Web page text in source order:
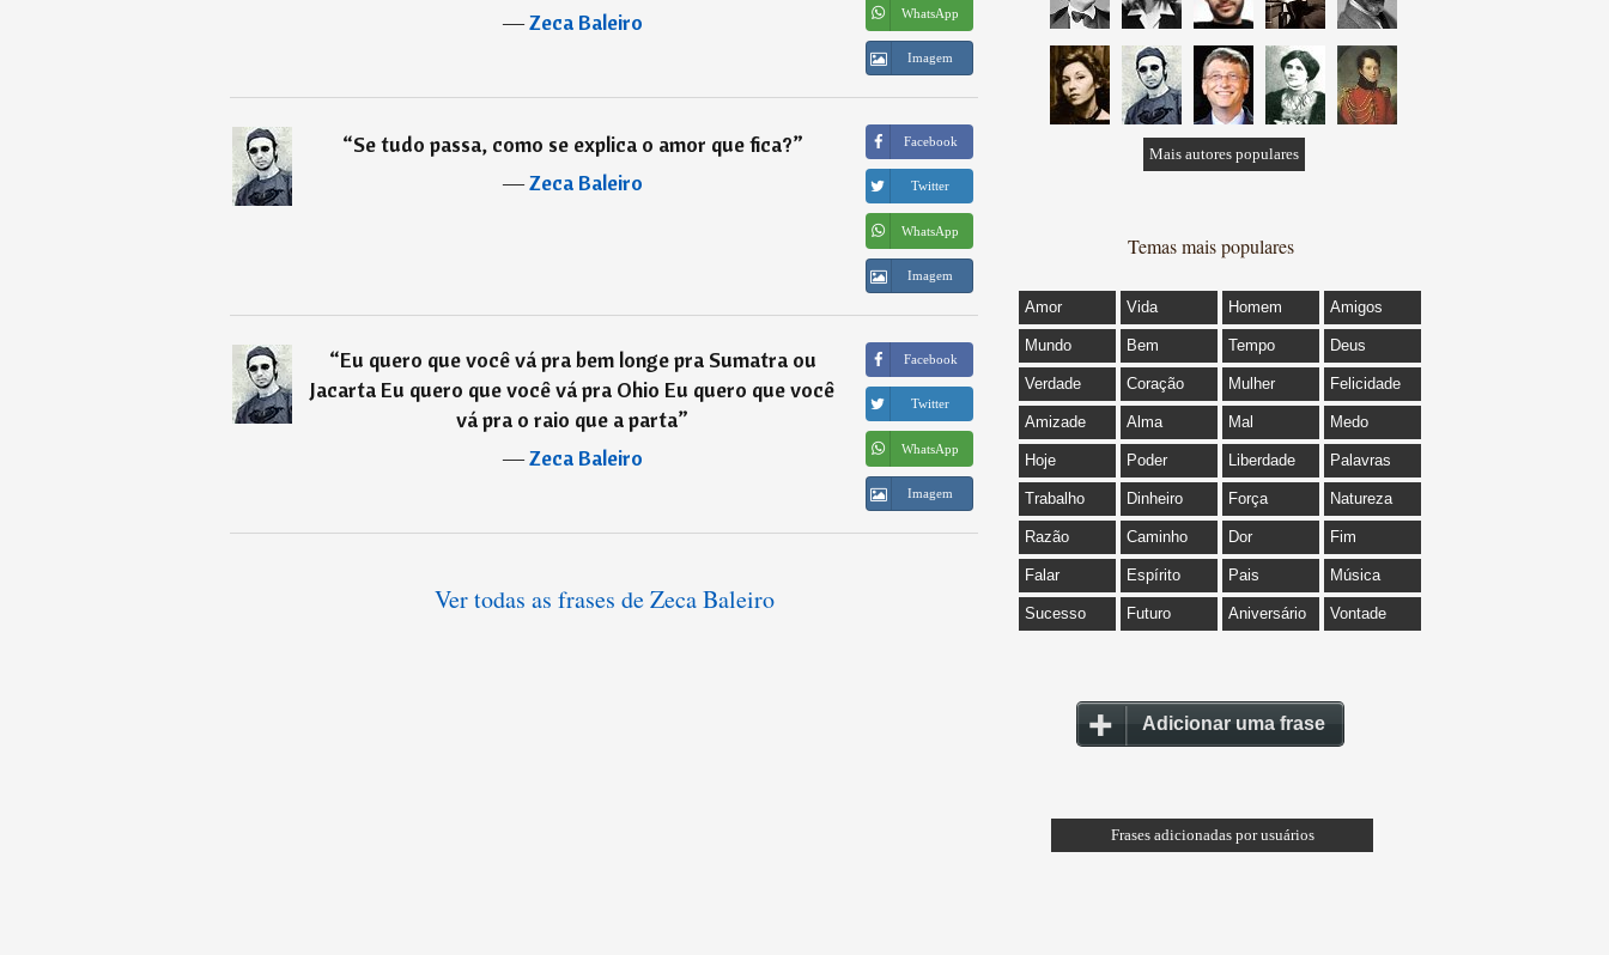
―Zeca Baleiro WhatsApp
Imagem
“Se tudo passa, como se explica o amor que fica?”
―Zeca Baleiro
Facebook
Twitter
WhatsApp
Imagem
“Eu quero que você vá pra bem longe pra Sumatra ou
Jacarta Eu quero que você vá pra Ohio Eu quero que você
vá pra o raio que a parta”
―Zeca Baleiro
Facebook
Twitter
WhatsApp
Imagem
Ver todas as frases de Zeca Baleiro
Mais autores populares
Temas mais populares
Amor Vida Homem Amigos
Mundo Bem Tempo Deus
Verdade Coração Mulher Felicidade
Amizade Alma Mal Medo
Hoje Poder Liberdade Palavras
Trabalho Dinheiro Força Natureza
Razão Caminho Dor Fim
Falar Espírito Pais Música
Sucesso Futuro Aniversário Vontade
Adicionar uma frase
Frases adicionadas por usuários